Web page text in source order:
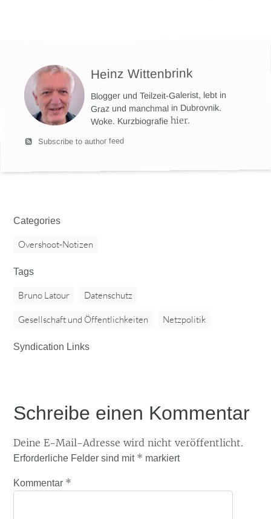
Heinz Wittenbrink
Blogger und Teilzeit-Galerist, lebt in
Graz und manchmal in Dubrovnik.
Woke. Kurzbiografiehier.
Subscribe to author feed
Categories
Overshoot-Notizen
Tags
Bruno Latour Datenschutz
Gesellschaft und Öffentlichkeiten Netzpolitik
Syndication Links
Schreibe einen Kommentar
Deine E-Mail-Adresse wird nicht veröffentlicht.
Erforderliche Felder sind mit * markiert
Kommentar *